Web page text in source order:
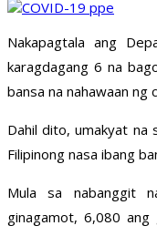
Nakapagtala ang
karagdagang 6 na
bansa na nahawaan
Dahil dito, umakyat na
Filipinong nasa ibang
Mula sa nabanggit
ginagamot, 6,080 ang